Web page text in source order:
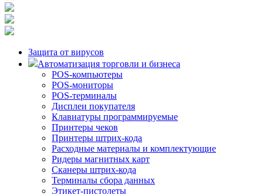
Защита от вирусов
Автоматизация торговли и бизнеса
POS-компьютеры
POS-мониторы
POS-терминалы
Дисплеи покупателя
Клавиатуры программируемые
Принтеры чеков
Принтеры штрих-кода
Расходные материалы и комплектующие
Ридеры магнитных карт
Сканеры штрих-кода
Терминалы сбора данных
Этикет-пистолеты